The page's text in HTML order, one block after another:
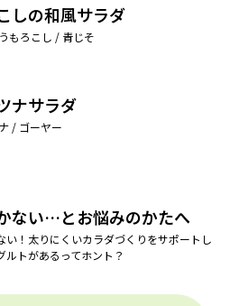
しの和風サラダ
もろこし / 青じそ
ナサラダ
/ ゴーヤー
ない…とお悩みのかたへ
い！太りにくいカラダづくりをサポートし
ルトがあるってホント？